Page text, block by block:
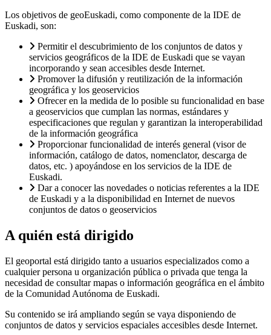
Los objetivos de geoEuskadi, como componente de la IDE de
Euskadi, son:
Permitir el descubrimiento de los conjuntos de datos y
servicios geográficos de la IDE de Euskadi que se vayan
incorporando y sean accesibles desde Internet.
Promover la difusión y reutilización de la información
geográfica y los geoservicios
Ofrecer en la medida de lo posible su funcionalidad en base
a geoservicios que cumplan las normas, estándares y
especificaciones que regulan y garantizan la interoperabilidad
de la información geográfica
Proporcionar funcionalidad de interés general (visor de
información, catálogo de datos, nomenclator, descarga de
datos, etc. ) apoyándose en los servicios de la IDE de
Euskadi.
Dar a conocer las novedades o noticias referentes a la IDE
de Euskadi y a la disponibilidad en Internet de nuevos
conjuntos de datos o geoservicios
A quién está dirigido
El geoportal está dirigido tanto a usuarios especializados como a
cualquier persona u organización pública o privada que tenga la
necesidad de consultar mapas o información geográfica en el ámbito
de la Comunidad Autónoma de Euskadi.
Su contenido se irá ampliando según se vaya disponiendo de
conjuntos de datos y servicios espaciales accesibles desde Internet.